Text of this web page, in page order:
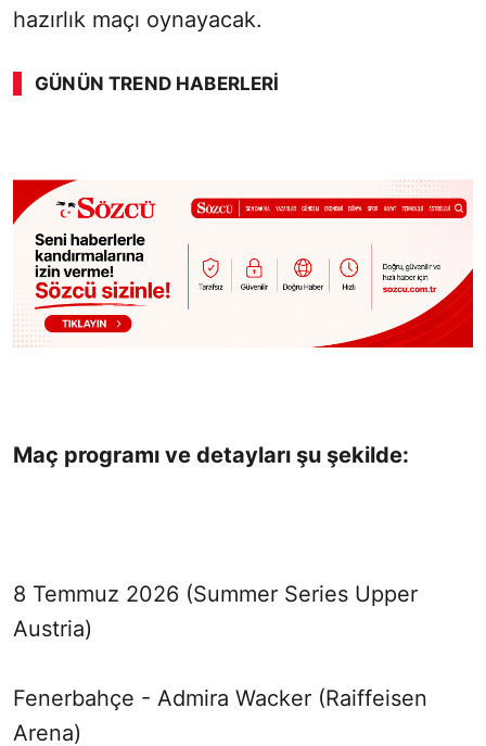
hazırlık maçı oynayacak.
GÜNÜN TREND HABERLERI
Maç programı ve detayları şu şekilde:
8 Temmuz 2026 (Summer Series Upper
Austria)
Fenerbahçe - Admira Wacker (Raiffeisen
Arena)